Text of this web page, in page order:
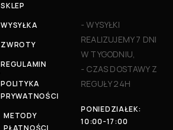
SKLEP
WYSYŁKA
ZWROTY
REGULAMIN
POLITYKA
PRYWATNOŚCI
METODY
- WYSYŁKI
REALIZUJEMY 7 DNI
W TYGODNIU,
- CZAS DOSTAWY Z
REGUŁY 24H
PONIEDZIAŁEK:
10:00-17:00